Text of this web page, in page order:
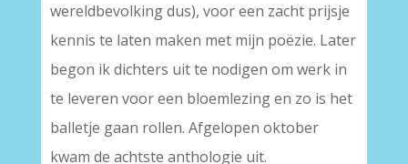
wereldbevolking dus), voor een zacht prijsje
kennis te laten maken met mijn poëzie. Later
begon ik dichters uit te nodigen om werk in
te leveren voor een bloemlezing en zo is het
balletje gaan rollen. Afgelopen oktober
kwam de achtste anthologie uit.